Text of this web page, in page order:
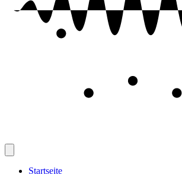
Startseite